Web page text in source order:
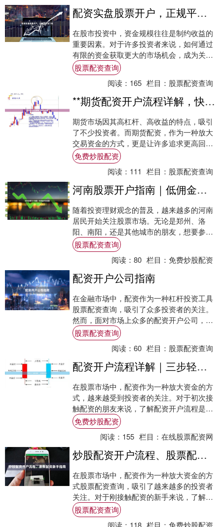
配资实盘股票开户，正规平台低门槛
在股市投资中，资金规模往往是制约收益的
重要因素。对于许多投资者来说，如何通过
有限的资金获取更大的市场机会，成为关注
的焦点。配资实盘股票开户，作为一种合法
的资金放....
股票配资查询
阅读： 165 栏目： 股票配资查询
**期货配资开户流程详解，快速开通指南**
期货市场因其高杠杆、高收益的特点，吸引
了不少投资者。而期货配资，作为一种放大
交易资金的方式，更是让许多追求更高回报
的投资者心动。然而，对于新手而言，期货
配资开户....
免费炒股配资
阅读： 111 栏目： 股票配资查询
河南股票开户指南｜低佣金办理流程
随着投资理财观念的普及，越来越多的河南
居民开始关注股票市场。无论是郑州、洛
阳、南阳，还是其他城市的朋友，想要参与
A股交易，第一步就是办理股票开户。本文
将为您详细....
股票配资查询
阅读：80 栏目：免费炒股配资
配资开户公司指南
在金融市场中，配资作为一种杠杆投资工具
股票配资查询，吸引了众多投资者的关注。
然而，面对市场上众多的配资开户公司，如
何选择一家正规、安全的平台，成为投资者
必须掌握....
股票配资查询
阅读：60 栏目： 股票配资查询
配资开户流程详解｜三步轻松完成
在股票市场中，配资作为一种放大资金的方
式，越来越受到投资者的关注。对于初次接
触配资的朋友来说，了解配资开户流程是迈
出第一步的关键。本文将为您详细解析配资
开户的具....
免费炒股配资
阅读： 155 栏目：在线股票配资网
炒股配资开户流程、股票配资新手指南
在股票市场中，配资作为一种放大资金的方
式股票配资查询，吸引了越来越多的投资者
关注。对于刚接触配资的新手来说，了解完
整的开户流程和操作要点至关重要。本文将
为您详细....
股票配资查询
阅读： 118 栏目：免费炒股配资